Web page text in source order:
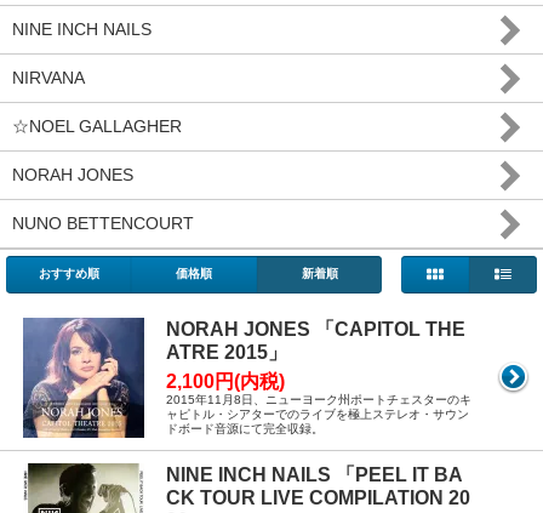
NINE INCH NAILS
NIRVANA
☆NOEL GALLAGHER
NORAH JONES
NUNO BETTENCOURT
おすすめ順 価格順 新着順
NORAH JONES 「CAPITOL THE
ATRE 2015」
2,100円(内税)
2015年11月8日、ニューヨーク州ポートチェスターのキ
ャピトル・シアターでのライブを極上ステレオ・サウン
ドボード音源にて完全収録。
NINE INCH NAILS 「PEEL IT BA
CK TOUR LIVE COMPILATION 20